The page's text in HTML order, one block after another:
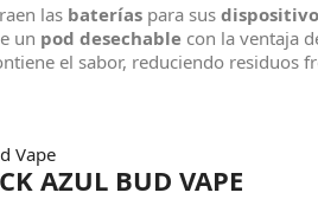
las baterías para sus
un pod desechable con la ventaja
el sabor, reduciendo residuos
AZUL BUD VAPE